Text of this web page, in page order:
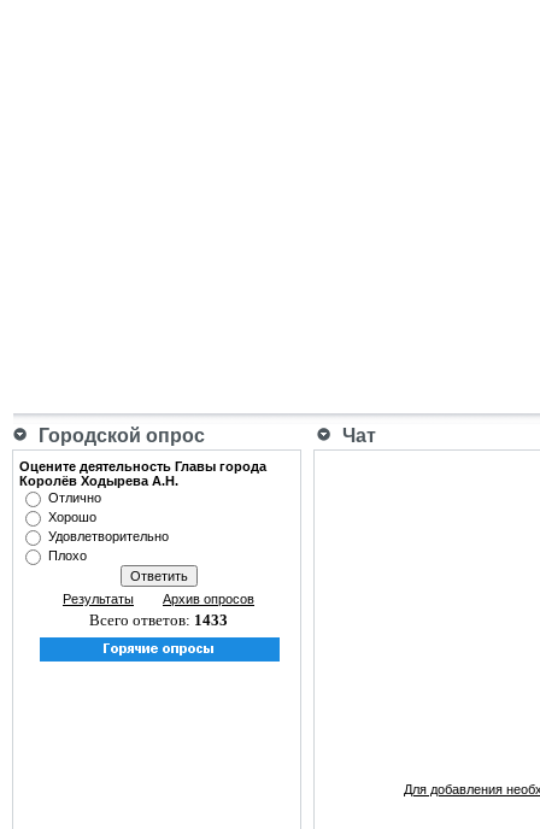
Городской опрос Чат
Оцените деятельность Главы города
Королёв Ходырева А.Н.
Отлично
Хорошо
Удовлетворительно
Плохо
Результаты Архив опросов
Всего ответов: 1433
Для добавления